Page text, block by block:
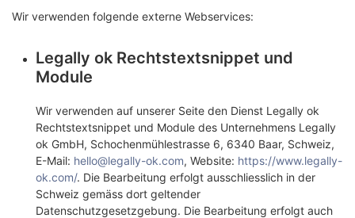
Wir verwenden folgende externe Webservices:
Legally ok Rechtstextsnippet und
Module
Wir verwenden auf unserer Seite den Dienst Legally ok
Rechtstextsnippet und Module des Unternehmens Legally
ok GmbH, Schochenmühlestrasse 6, 6340 Baar, Schweiz,
E-Mail: hello@legally-ok.com, Website: https://www.legally-
ok.com/. Die Bearbeitung erfolgt ausschliesslich in der
Schweiz gemäss dort geltender
Datenschutzgesetzgebung. Die Bearbeitung erfolgt auch